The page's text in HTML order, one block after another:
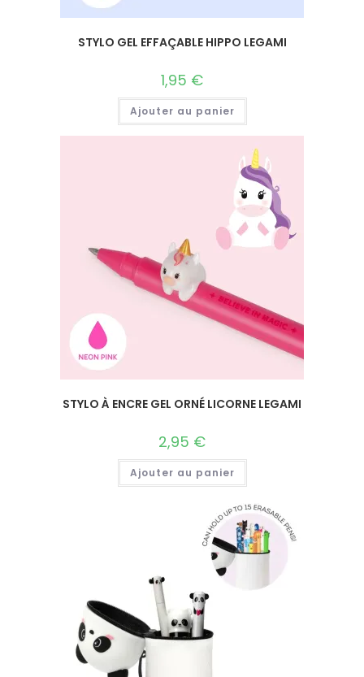
STYLO GEL EFFAÇABLE HIPPO LEGAMI
1,95 €
Ajouter au panier
STYLO À ENCRE GEL ORNÉ LICORNE LEGAMI
2,95 €
Ajouter au panier